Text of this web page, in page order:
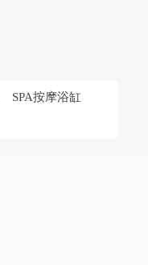
SPA按摩浴缸